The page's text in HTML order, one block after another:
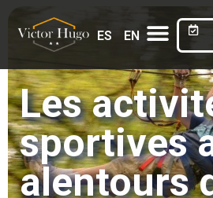
ES EN
Les
sportives
alentours
Cookies management panel